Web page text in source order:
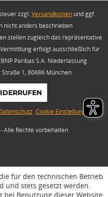
zzgl.Versandkosten und ggf.
nicht anders beschrieben
stellen zugleich das repräsentative
Vermittlung erfolgt ausschließlich für
Paribas S.A. Niederlassung
1, 80686 München.
Cookie Einstellungen
Alle Rechte vorbehalten
für den technischen Betrieb
und stets gesetzt werden.
bei Benutzung dieser Website